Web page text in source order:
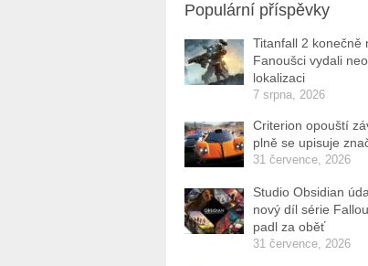
Populární příspěvky
Titanfall 2 konečně
Fanoušci vydali
lokalizaci
7 srpna, 2026
Criterion opouští
plně se upisuje
31 července, 2026
Studio Obsidian
nový díl série
padl za oběť
31 července, 2026